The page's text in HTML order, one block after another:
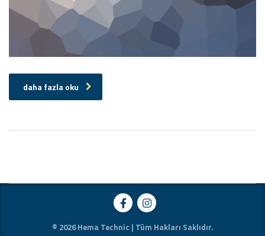
daha fazla oku
© 2026 Hema Technic | Tüm Hakları Saklıdır.